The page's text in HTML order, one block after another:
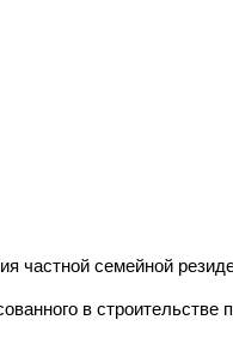
частной семейной
в